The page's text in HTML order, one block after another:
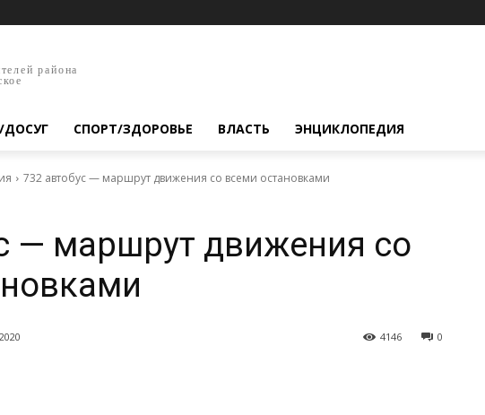
района
ДОСУГ СПОРТ/ЗДОРОВЬЕ ВЛАСТЬ ЭНЦИКЛОПЕДИЯ
732 автобус — маршрут движения со всеми остановками
— маршрут движения со
0
4146